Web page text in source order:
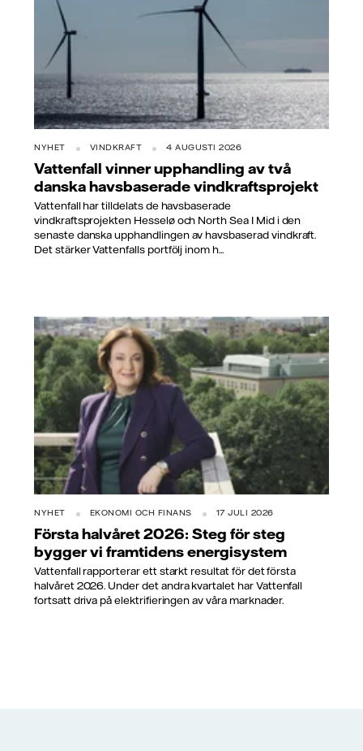
NYHET VINDKRAFT 4 AUGUSTI 2026
Vattenfall vinner upphandling av två
danska havsbaserade vindkraftsprojekt
Vattenfall har tilldelats de havsbaserade
vindkraftsprojekten Hesselø och North Sea I Mid i den
senaste danska upphandlingen av havsbaserad vindkraft.
Det stärker Vattenfalls portfölj inom h...
NYHET EKONOMI OCH FINANS 17 JULI 2026
Första halvåret 2026: Steg för steg
bygger vi framtidens energisystem
Vattenfall rapporterar ett starkt resultat för det första
halvåret 2026. Under det andra kvartalet har Vattenfall
fortsatt driva på elektrifieringen av våra marknader.